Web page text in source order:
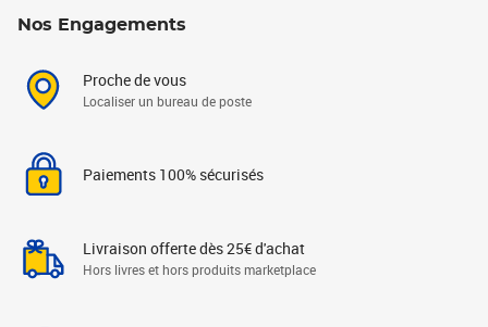
Nos Engagements
Proche de vous
Localiser un bureau de poste
Paiements 100% sécurisés
Livraison offerte dès 25€ d'achat
Hors livres et hors produits marketplace